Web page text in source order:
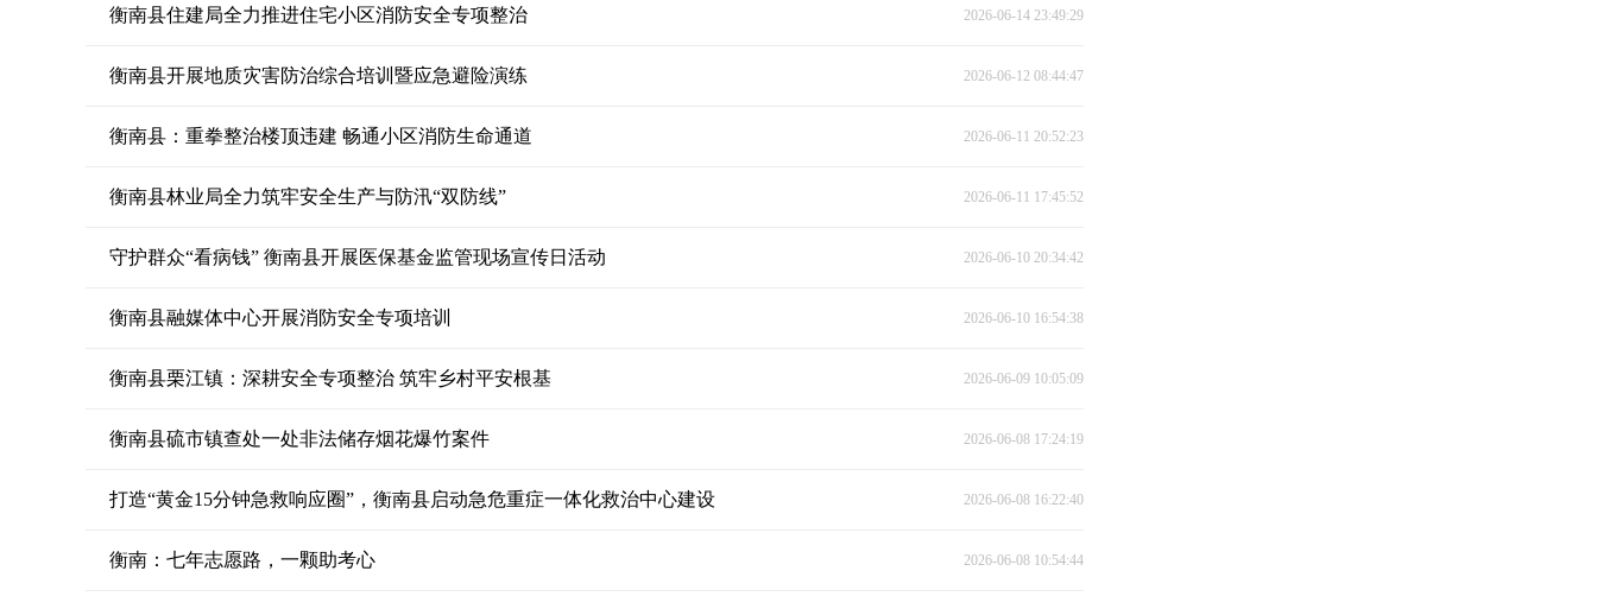
衡南县住建局全力推进住宅小区消防安全专项整治 2026-06-14 23:49:29
衡南县开展地质灾害防治综合培训暨应急避险演练 2026-06-12 08:44:47
衡南县：重拳整治楼顶违建 畅通小区消防生命通道 2026-06-11 20:52:23
衡南县林业局全力筑牢安全生产与防汛“双防线” 2026-06-11 17:45:52
守护群众“看病钱” 衡南县开展医保基金监管现场宣传日活动 2026-06-10 20:34:42
衡南县融媒体中心开展消防安全专项培训 2026-06-10 16:54:38
衡南县栗江镇：深耕安全专项整治 筑牢乡村平安根基 2026-06-09 10:05:09
衡南县硫市镇查处一处非法储存烟花爆竹案件 2026-06-08 17:24:19
打造“黄金15分钟急救响应圈”，衡南县启动急危重症一体化救治中心建设 2026-06-08 16:22:40
衡南：七年志愿路，一颗助考心 2026-06-08 10:54:44